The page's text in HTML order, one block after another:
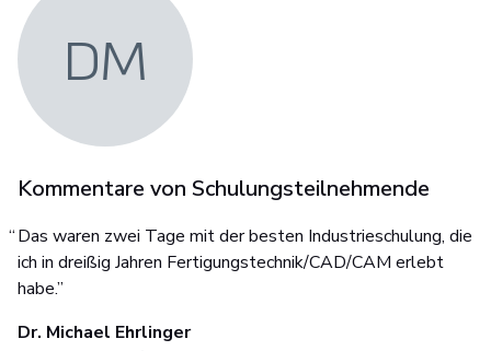
DM
Kommentare von Schulungsteilnehmende
Das waren zwei Tage mit der besten Industrieschulung, die
ich in dreißig Jahren Fertigungstechnik/CAD/CAM erlebt
habe.”
Dr. Michael Ehrlinger